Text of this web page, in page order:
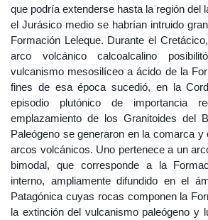
que podría extenderse hasta la región del
el Jurásico medio se habrían intruido
Formación Leleque. Durante el
arco volcánico calcoalcalino
vulcanismo mesosilíceo a ácido de la
fines de esa época sucedió, en la
episodio plutónico de importancia
emplazamiento de los Granitoides del
Paleógeno se generaron en la comarca
arcos volcánicos. Uno pertenece a un
bimodal, que corresponde a la
interno, ampliamente difundido en el
Patagónica cuyas rocas componen la
la extinción del vulcanismo paleógeno y